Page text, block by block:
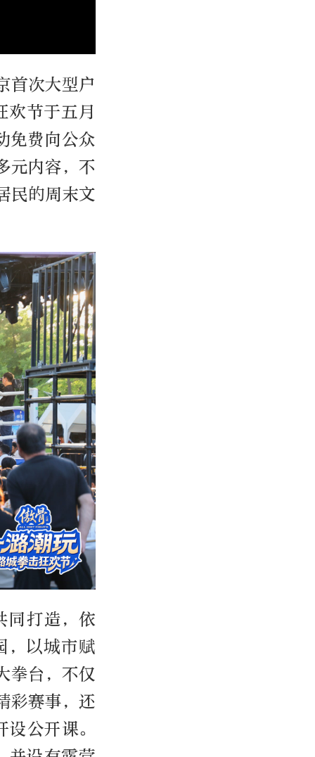
首次大型户
节于五月
免费向公众
元内容，不
民的周末文
打造，依
，以城市赋
拳台，不仅
彩赛事，还
公开课。